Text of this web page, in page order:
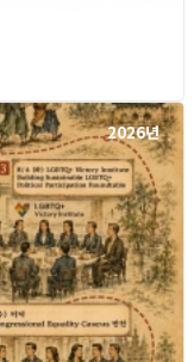
2026년